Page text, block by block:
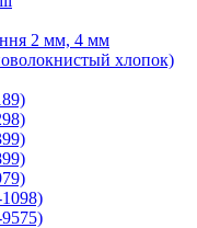
2 мм, 4 мм
хлопок)